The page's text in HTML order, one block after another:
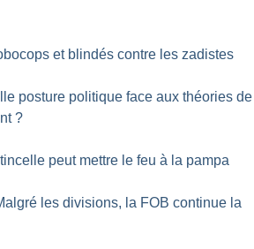
et blindés contre les zadistes
posture politique face aux théories de
?
peut mettre le feu à la pampa
les divisions, la FOB continue la